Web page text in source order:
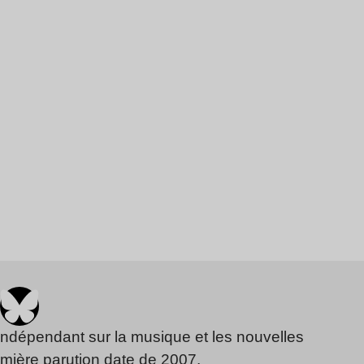
sur la musique et les nouvelles
parution date de 2007.